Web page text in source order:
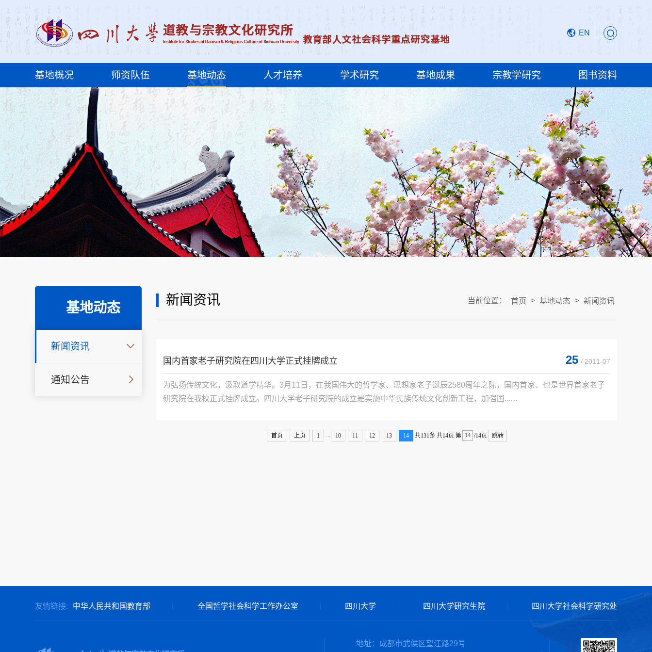
EN
基地概况 师资队伍 基地动态 人才培养 学术研究 基地成果 宗教学研究 图书资料
基地动态
新闻资讯
通知公告
新闻资讯 当前位置： 首页 > 基地动态 > 新闻资讯
国内首家老子研究院在四川大学正式挂牌成立 25 / 2011-07
为弘扬传统文化，汲取道学精华。3月11日，在我国伟大的哲学家、思想家老子诞辰2580周年之际，国内首家、也是世界首家老子
研究院在我校正式挂牌成立。四川大学老子研究院的成立是实施中华民族传统文化创新工程，加强国...
首页 上页 1 10 11 12 13 14 共131条 共14页 第 /14页 跳转
友情链接: 中华人民共和国教育部 全国哲学社会科学工作办公室 四川大学 四川大学研究生院 四川大学社会科学研究处
地址：成都市武侯区望江路29号